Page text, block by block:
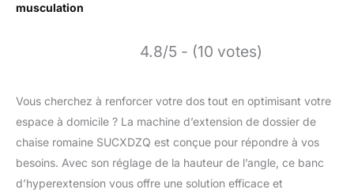
musculation
4.8/5 - (10 votes)
Vous cherchez à renforcer votre dos tout en optimisant votre
espace à domicile ? La machine d’extension de dossier de
chaise romaine SUCXDZQ est conçue pour répondre à vos
besoins. Avec son réglage de la hauteur de l’angle, ce banc
d’hyperextension vous offre une solution efficace et